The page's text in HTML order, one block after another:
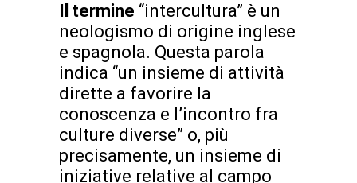
Il termine “intercultura” è un
neologismo di origine inglese
e spagnola. Questa parola
indica “un insieme di attività
dirette a favorire la
conoscenza e l’incontro fra
culture diverse” o, più
precisamente, un insieme di
iniziative relative al campo